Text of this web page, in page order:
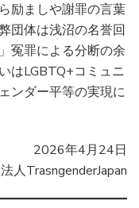
励ましや謝罪の言葉
団体は浅沼の名誉回
冤罪による分断の余
はLGBTQ+コミュニ
ンダー平等の実現に
2026年4月24日
人TrasngenderJapan